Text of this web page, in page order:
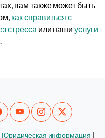
вам также может быть
как справиться с
стресса или наши услуги
.
Юридическая информация |